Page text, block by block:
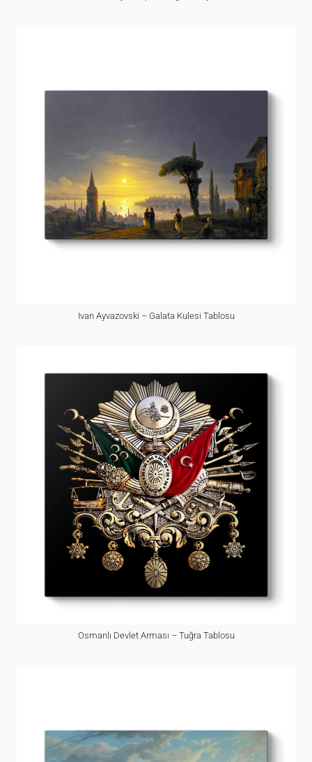
Ivan Ayvazovski – Galata Kulesi Tablosu
Osmanlı Devlet Arması – Tuğra Tablosu